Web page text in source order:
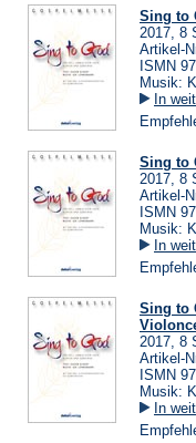
Sing to
2017, 8
Artikel-
ISMN
Musik:
In
Sing to
2017, 8
Artikel-
ISMN
Musik:
In
Sing to
2017, 8
Artikel-
ISMN
Musik:
In